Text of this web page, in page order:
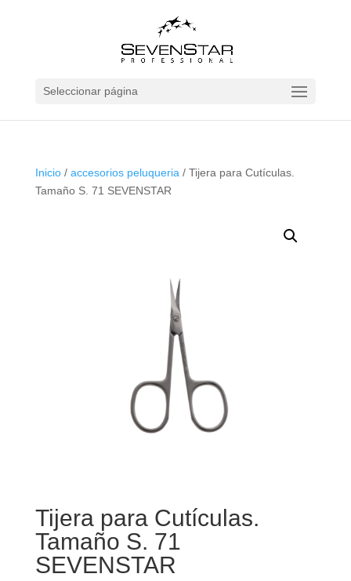
Seleccionar página
Inicio/ accesorios peluqueria / Tijera para Cutículas.
Tamaño S. 71 SEVENSTAR
Tijera para Cutículas.
Tamaño S. 71
SEVENSTAR